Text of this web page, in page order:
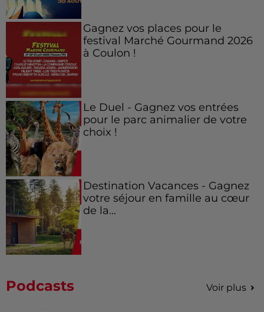
Gagnez vos places pour le
festival Marché Gourmand 2026
à Coulon !
Le Duel - Gagnez vos entrées
pour le parc animalier de votre
choix !
Destination Vacances - Gagnez
votre séjour en famille au cœur
de la...
Podcasts Voir plus